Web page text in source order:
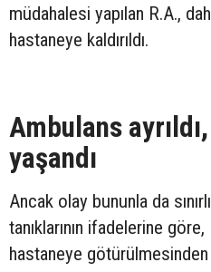
müdahalesi yapılan R.A.,
hastaneye kaldırıldı.
Ambulans
yaşandı
Ancak olay bununla da
tanıklarının ifadelerine
hastaneye götürülmesinden